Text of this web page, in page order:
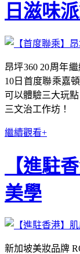
日滋味
昂坪360 20周年
10日首度聯乘嘉
可以體驗三大玩
三文治工作坊！
繼續觀看+
【進駐
美學
新加坡美妝品牌